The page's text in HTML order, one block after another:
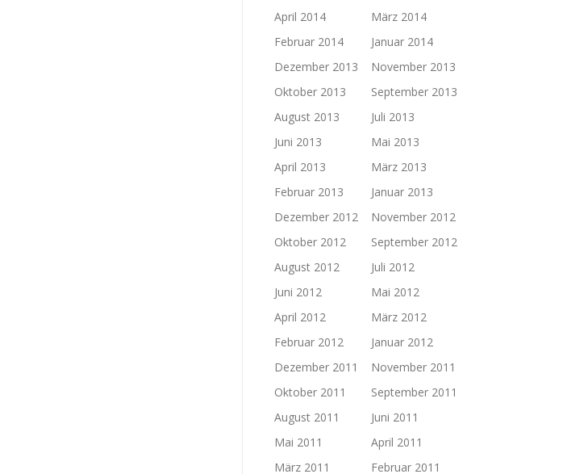
April 2014
März 2014
Februar 2014
Januar 2014
Dezember 2013
November 2013
Oktober 2013
September 2013
August 2013
Juli 2013
Juni 2013
Mai 2013
April 2013
März 2013
Februar 2013
Januar 2013
Dezember 2012
November 2012
Oktober 2012
September 2012
August 2012
Juli 2012
Juni 2012
Mai 2012
April 2012
März 2012
Februar 2012
Januar 2012
Dezember 2011
November 2011
Oktober 2011
September 2011
August 2011
Juni 2011
Mai 2011
April 2011
März 2011
Februar 2011